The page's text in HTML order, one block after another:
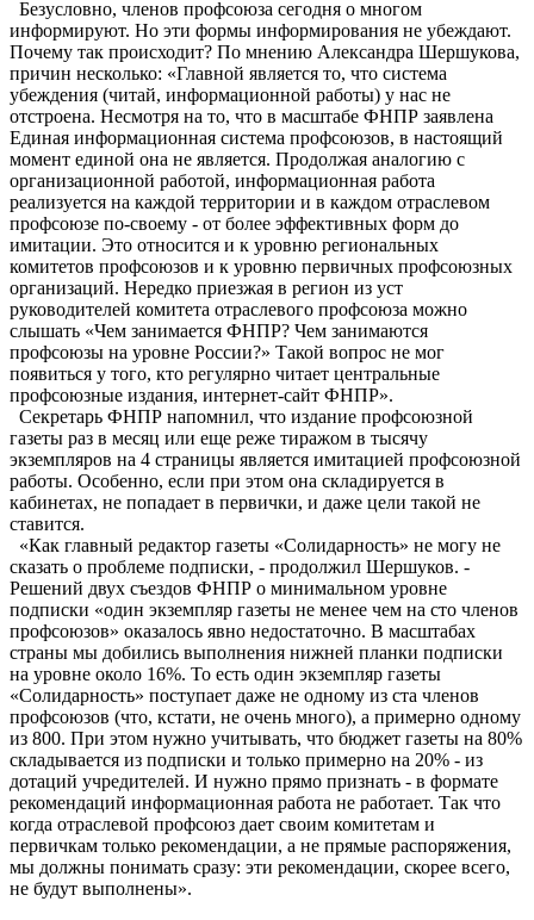
Безусловно, членов профсоюза сегодня о многом
информируют. Но эти формы информирования не убеждают.
Почему так происходит? По мнению Александра Шершукова,
причин несколько: «Главной является то, что система
убеждения (читай, информационной работы) у нас не
отстроена. Несмотря на то, что в масштабе ФНПР заявлена
Единая информационная система профсоюзов, в настоящий
момент единой она не является. Продолжая аналогию с
организационной работой, информационная работа
реализуется на каждой территории и в каждом отраслевом
профсоюзе по-своему - от более эффективных форм до
имитации. Это относится и к уровню региональных
комитетов профсоюзов и к уровню первичных профсоюзных
организаций. Нередко приезжая в регион из уст
руководителей комитета отраслевого профсоюза можно
слышать «Чем занимается ФНПР? Чем занимаются
профсоюзы на уровне России?» Такой вопрос не мог
появиться у того, кто регулярно читает центральные
профсоюзные издания, интернет-сайт ФНПР».
Секретарь ФНПР напомнил, что издание профсоюзной
газеты раз в месяц или еще реже тиражом в тысячу
экземпляров на 4 страницы является имитацией профсоюзной
работы. Особенно, если при этом она складируется в
кабинетах, не попадает в первички, и даже цели такой не
ставится.
«Как главный редактор газеты «Солидарность» не могу не
сказать о проблеме подписки, - продолжил Шершуков. -
Решений двух съездов ФНПР о минимальном уровне
подписки «один экземпляр газеты не менее чем на сто членов
профсоюзов» оказалось явно недостаточно. В масштабах
страны мы добились выполнения нижней планки подписки
на уровне около 16%. То есть один экземпляр газеты
«Солидарность» поступает даже не одному из ста членов
профсоюзов (что, кстати, не очень много), а примерно одному
из 800. При этом нужно учитывать, что бюджет газеты на 80%
складывается из подписки и только примерно на 20% - из
дотаций учредителей. И нужно прямо признать - в формате
рекомендаций информационная работа не работает. Так что
когда отраслевой профсоюз дает своим комитетам и
первичкам только рекомендации, а не прямые распоряжения,
мы должны понимать сразу: эти рекомендации, скорее всего,
не будут выполнены».